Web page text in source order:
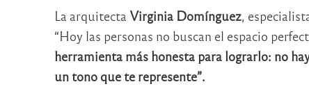
La arquitecta Virginia Domínguez,
“Hoy las personas no buscan el espacio
herramienta más honesta para lograrlo: no
un tono que te represente”.